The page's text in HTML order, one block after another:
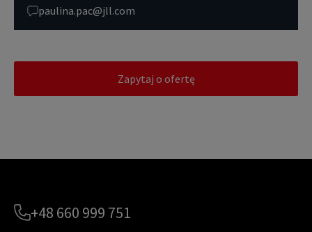
paulina.pac@jll.com
Zapytaj o ofertę
+48 660 999 751